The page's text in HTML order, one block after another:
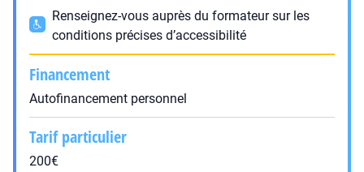
Renseignez-vous auprès du formateur sur les
conditions précises d’accessibilité
Financement
Autofinancement personnel
Tarif particulier
200€